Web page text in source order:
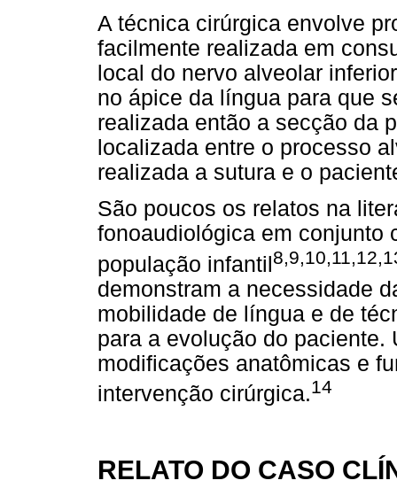
A técnica cirúrgica envolve
facilmente realizada em
local do nervo alveolar
no ápice da língua para que
realizada então a secção da
localizada entre o processo
realizada a sutura e o
São poucos os relatos na
fonoaudiológica em conjunto
população infantil
demonstram a necessidade
mobilidade de língua e de
para a evolução do
modificações anatômicas e
intervenção cirúrgica.14
RELATO DO CASO